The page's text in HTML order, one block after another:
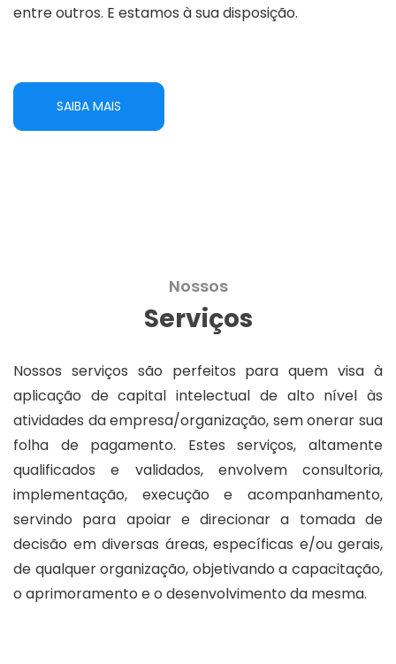
entre outros. E estamos à sua disposição.
SAIBA MAIS
Nossos
Serviços
Nossos serviços são perfeitos para quem visa à
aplicação de capital intelectual de alto nível às
atividades da empresa/organização, sem onerar sua
folha de pagamento. Estes serviços, altamente
qualificados e validados, envolvem consultoria,
implementação, execução e acompanhamento,
servindo para apoiar e direcionar a tomada de
decisão em diversas áreas, específicas e/ou gerais,
de qualquer organização, objetivando a capacitação,
o aprimoramento e o desenvolvimento da mesma.